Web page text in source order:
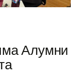
Алумни